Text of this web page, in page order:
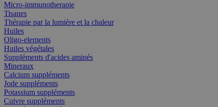
Micro-immunotherapie
Tisanes
Thérapie par la lumière et la chaleur
Huiles
Oligo-elements
Huiles végétales
Suppléments d'acides aminés
Mineraux
Calcium suppléments
Jode suppléments
Potassium suppléments
Cuivre suppléments